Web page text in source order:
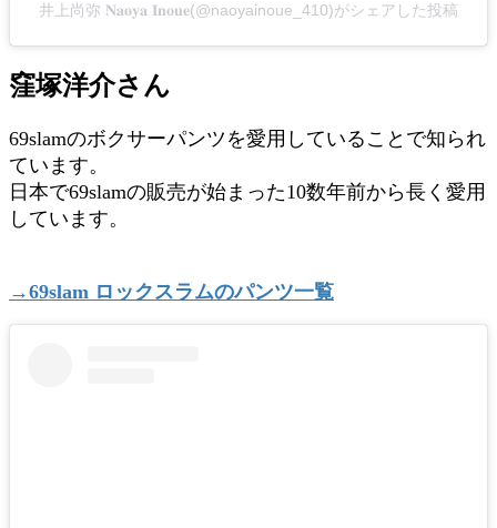
井上尚弥 𝐍𝐚𝐨𝐲𝐚 𝐈𝐧𝐨𝐮𝐞(@naoyainoue_410)がシェアした投稿
窪塚洋介さん
69slamのボクサーパンツを愛用していることで知られ
ています。
日本で69slamの販売が始まった10数年前から長く愛用
しています。
→69slam ロックスラムのパンツ一覧